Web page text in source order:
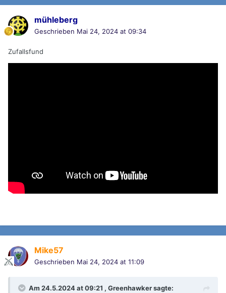
mühleberg
Geschrieben Mai 24, 2024 at 09:34
Zufallsfund
Mike57
Geschrieben Mai 24, 2024 at 11:09
Am 24.5.2024 at 09:21 , Greenhawkersagte: